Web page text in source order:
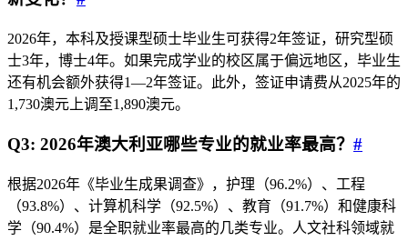
2026年，本科及授课型硕士毕业生可获得2年签证，研究型硕
士3年，博士4年。如果完成学业的校区属于偏远地区，毕业生
还有机会额外获得1—2年签证。此外，签证申请费从2025年的
1,730澳元上调至1,890澳元。
Q3: 2026年澳大利亚哪些专业的就业率最高？ #
根据2026年《毕业生成果调查》，护理（96.2%）、工程
（93.8%）、计算机科学（92.5%）、教育（91.7%）和健康科
学（90.4%）是全职就业率最高的几类专业。人文社科领域就